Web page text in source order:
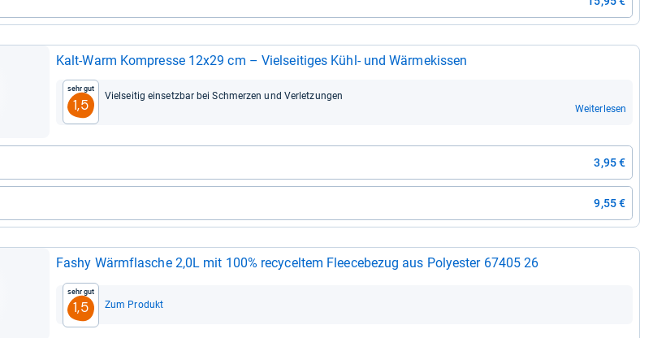
Kalt-​Warm Kom­presse 12x29 cm – Viel­sei­ti­ges Kühl-​ und Wär­me­kis­sen
Sehr gut
1,5
Viel­sei­tig ein­setz­bar bei Schmer­zen und Ver­let­zun­gen
Weiterlesen
3,95 €
9,55 €
Fashy Wärm­fla­sche 2,0L mit 100% recy­cel­tem Flee­ce­be­zug aus Poly­es­ter 67405 26
Sehr gut
1,5 Zum Produkt